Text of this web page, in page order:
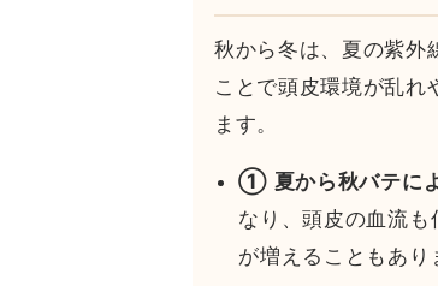
秋から冬は、夏の紫外
ことで頭皮環境が乱れ
ます。
① 夏から秋バテに
なり、頭皮の血流
が増えることもあり